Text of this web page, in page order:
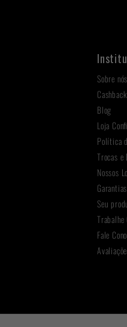
Sobre nós
Cashback
Blog
Loja
Política
Trocas e
Nossos
Garantias
Seu
Trabalhe
Fale